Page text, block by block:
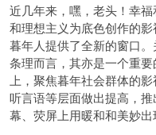
近几年来，嘿，老头！幸
和理想主义为底色创作的
暮年人提供了全新的窗口
条理而言，其亦是一个重
上，聚焦暮年社会群体的
听言语等层面做出提高，
幕、荧屏上用暖和和美妙出